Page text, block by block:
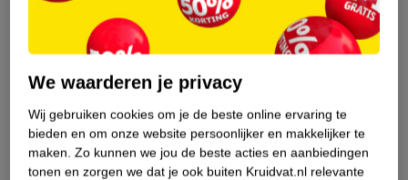
Over dit product
Productinformatie
Etiketinformatie
Nature Impact Score
We waarderen je privacy
Wij gebruiken cookies om je de beste online ervaring te
bieden en om onze website persoonlijker en makkelijker te
maken. Zo kunnen we jou de beste acties en aanbiedingen
tonen en zorgen we dat je ook buiten Kruidvat.nl relevante